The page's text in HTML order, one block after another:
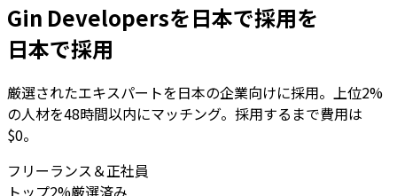
Gin Developersを日本で採用を
日本で採用
厳選されたエキスパートを日本の企業向けに採用。上位2%
の人材を48時間以内にマッチング。採用するまで費用は
$0。
フリーランス＆正社員
トップ2%厳選済み